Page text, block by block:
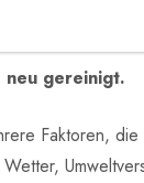
neu gereinigt.
Faktoren,